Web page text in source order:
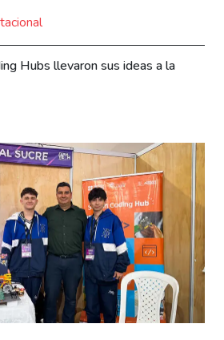
Hubs llevaron sus ideas a la